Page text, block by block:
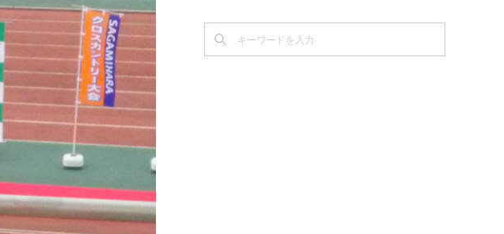
(6)
(11)
(3)
(1)
(4)
(6)
(9)
(5)
(6)
(13)
(12)
(20)